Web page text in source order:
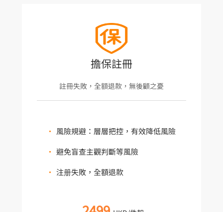
擔保註冊
註冊失敗，全額退款，無後顧之憂
• 風險規避：層層把控，有效降低風險
• 避免盲查主觀判斷等風險
• 注册失敗，全額退款